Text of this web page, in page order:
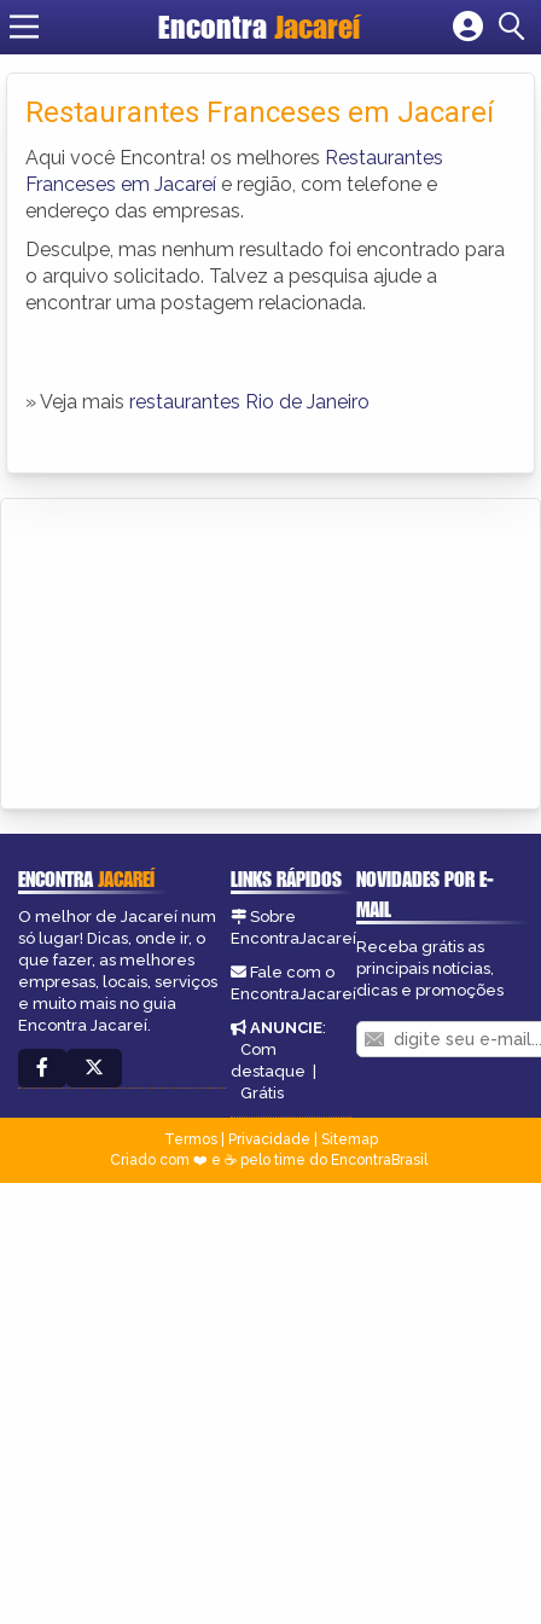
Encontra Jacareí
Cadastrar empresa
Criar conta
Restaurantes Franceses em Jacareí
Aqui você Encontra! os melhores Restaurantes
Franceses em Jacareí e região, com telefone e
endereço das empresas.
Desculpe, mas nenhum resultado foi encontrado para
o arquivo solicitado. Talvez a pesquisa ajude a
encontrar uma postagem relacionada.
» Veja mais restaurantes Rio de Janeiro
ENCONTRAJACAREÍ
O melhor de Jacareí num
só lugar! Dicas, onde ir, o
que fazer, as melhores
empresas, locais, serviços
e muito mais no guia
Encontra Jacareí.
LINKS RÁPIDOS
Sobre
EncontraJacareí
Fale com o
EncontraJacareí
ANUNCIE:
Com
destaque |
Grátis
NOVIDADES POR E-
MAIL
Receba grátis as
principais notícias,
dicas e promoções
Termos| Privacidade
Sitemap
Criado com ❤️ e ☕ pelo time do EncontraBrasil